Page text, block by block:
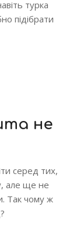
турка
підібрати
не
серед тих,
але ще не
Так чому ж